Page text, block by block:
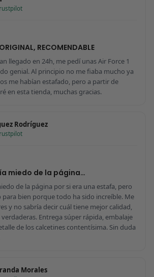
RECOMENDABLE
llegado en 24h, me pedí unas Air Force 1
genial. Al principio no me fiaba mucho ya
me habían estafado, pero a partir de
en esta tienda, muchas gracias.
Rodríguez
miedo de la página…
de la página por si era una estafa, pero
bien porque todo ha sido increíble. Me
y no sabría decir cuál tiene mejor calidad,
Entrega súper rápida, embalaje
de los calcetines contentísima. Sin duda
Morales